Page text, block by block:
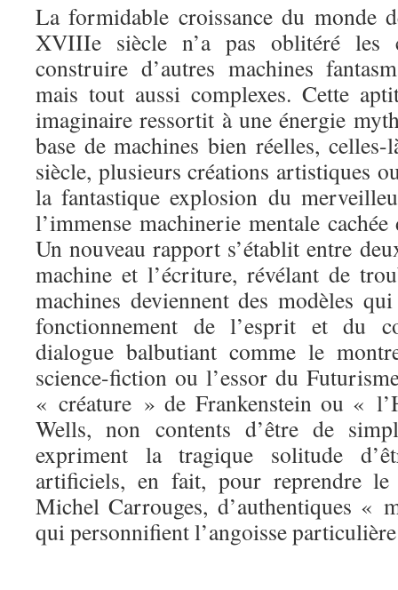
La formidable croissance du monde
XVIIIe siècle n’a pas oblitéré les
construire d’autres machines
mais tout aussi complexes. Cette
imaginaire ressortit à une énergie
base de machines bien réelles,
siècle, plusieurs créations artistiques
la fantastique explosion du
l’immense machinerie mentale
Un nouveau rapport s’établit entre
machine et l’écriture, révélant de
machines deviennent des modèles
fonctionnement de l’esprit et du
dialogue balbutiant comme le
science-fiction ou l’essor du
« créature » de Frankenstein ou «
Wells, non contents d’être de
expriment la tragique solitude
artificiels, en fait, pour reprendre
Michel Carrouges, d’authentiques «
qui personnifient l’angoisse